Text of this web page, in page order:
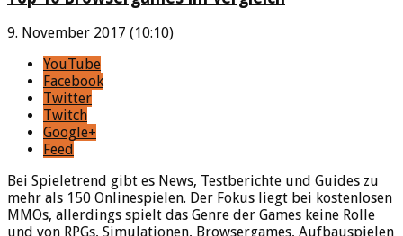
9. November 2017 (10:10)
YouTube
Facebook
Twitter
Twitch
Google+
Feed
Bei Spieletrend gibt es News, Testberichte und Guides zu
mehr als 150 Onlinespielen. Der Fokus liegt bei kostenlosen
MMOs, allerdings spielt das Genre der Games keine Rolle
und von RPGs, Simulationen, Browsergames, Aufbauspielen